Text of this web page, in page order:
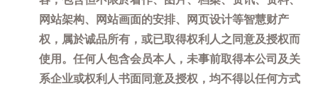
网站架构、网站画面的安排、网页设计等智慧财产
权，属於诚品所有，或已取得权利人之同意及授权而
使用。任何人包含会员本人，未事前取得本公司及关
系企业或权利人书面同意及授权，均不得以任何方式